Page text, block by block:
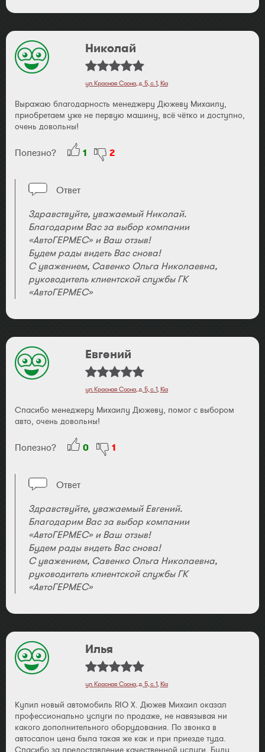
Николай
ул. Красная Сосна, д. 5, с. 1,Kia
Выражаю благодарность менеджеру Дюжеву Михаилу,
приобретаем уже не первую машину, всё чётко и доступно,
очень довольны!
Полезно? 1 2
Ответ
Здравствуйте, уважаемый Николай.
Благодарим Вас за выбор компании
«АвтоГЕРМЕС» и Ваш отзыв!
Будем рады видеть Вас снова!
С уважением, Савенко Ольга Николаевна,
руководитель клиентской службы ГК
«АвтоГЕРМЕС»
Евгений
ул. Красная Сосна, д. 5, с. 1,Kia
Спасибо менеджеру Михаилу Дюжеву, помог с выбором
авто, очень довольны!
Полезно? 0 1
Ответ
Здравствуйте, уважаемый Евгений.
Благодарим Вас за выбор компании
«АвтоГЕРМЕС» и Ваш отзыв!
Будем рады видеть Вас снова!
С уважением, Савенко Ольга Николаевна,
руководитель клиентской службы ГК
«АвтоГЕРМЕС»
Илья
ул. Красная Сосна, д. 5, с. 1,Kia
Купил новый автомобиль RIO X. Дюжев Михаил оказал
профессионально услуги по продаже, не навязывая ни
какого дополнительного оборудования. По звонка в
автосалон цена была такая же как и при приезде туда.